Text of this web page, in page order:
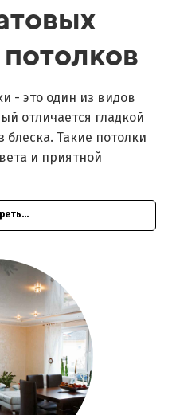
- это один из видов
отличается гладкой
Такие потолки
и приятной